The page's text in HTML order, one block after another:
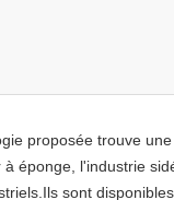
proposée trouve
éponge, l'industrie
sont